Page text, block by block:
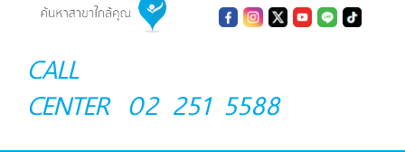
CALL
CENTER 02 251 5588